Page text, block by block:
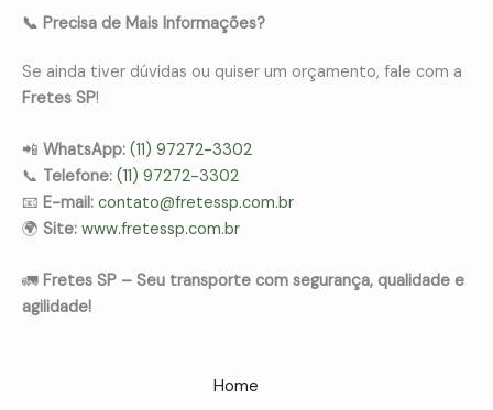
📞 Precisa de Mais Informações?
Se ainda tiver dúvidas ou quiser um orçamento, fale com a
Fretes SP!
📲 WhatsApp: (11) 97272-3302
📞 Telefone: (11) 97272-3302
📧 E-mail: contato@fretessp.com.br
🌍 Site: www.fretessp.com.br
🚛 Fretes SP – Seu transporte com segurança, qualidade e
agilidade!
Home